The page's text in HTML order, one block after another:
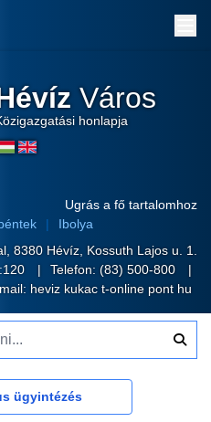
Város
honlapja
Ugrás a fő tartalomhoz
Ibolya
8380 Hévíz, Kossuth Lajos u. 1.
Telefon: (83) 500-800
heviz kukac t-online pont hu
ügyintézés